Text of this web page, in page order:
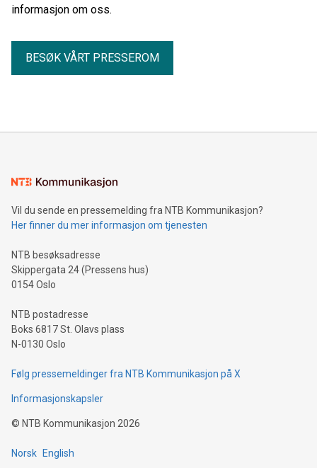
informasjon om oss.
BESØK VÅRT PRESSEROM
Vil du sende en pressemelding fra NTB Kommunikasjon?
Her finner du mer informasjon om tjenesten
NTB besøksadresse
Skippergata 24 (Pressens hus)
0154 Oslo
NTB postadresse
Boks 6817 St. Olavs plass
N-0130 Oslo
Følg pressemeldinger fra NTB Kommunikasjon på X
Informasjonskapsler
© NTB Kommunikasjon 2026
Norsk English